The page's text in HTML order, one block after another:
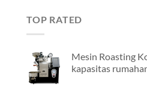
TOP RATED
Mesin Roasting
kapasitas